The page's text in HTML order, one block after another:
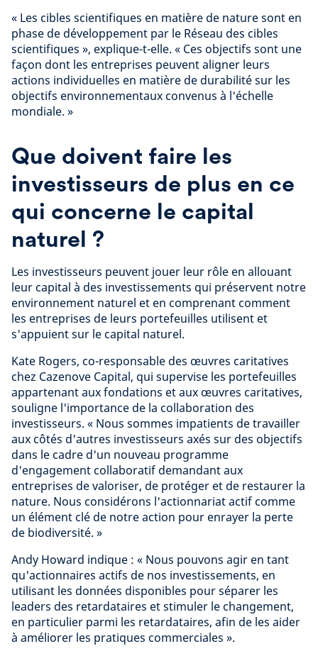
« Les cibles scientifiques en matière de nature sont en
phase de développement par le Réseau des cibles
scientifiques », explique-t-elle. « Ces objectifs sont une
façon dont les entreprises peuvent aligner leurs
actions individuelles en matière de durabilité sur les
objectifs environnementaux convenus à l'échelle
mondiale. »
Que doivent faire les
investisseurs de plus en ce
qui concerne le capital
naturel ?
Les investisseurs peuvent jouer leur rôle en allouant
leur capital à des investissements qui préservent notre
environnement naturel et en comprenant comment
les entreprises de leurs portefeuilles utilisent et
s'appuient sur le capital naturel.
Kate Rogers, co-responsable des œuvres caritatives
chez Cazenove Capital, qui supervise les portefeuilles
appartenant aux fondations et aux œuvres caritatives,
souligne l'importance de la collaboration des
investisseurs. « Nous sommes impatients de travailler
aux côtés d'autres investisseurs axés sur des objectifs
dans le cadre d'un nouveau programme
d'engagement collaboratif demandant aux
entreprises de valoriser, de protéger et de restaurer la
nature. Nous considérons l'actionnariat actif comme
un élément clé de notre action pour enrayer la perte
de biodiversité. »
Andy Howard indique : « Nous pouvons agir en tant
qu'actionnaires actifs de nos investissements, en
utilisant les données disponibles pour séparer les
leaders des retardataires et stimuler le changement,
en particulier parmi les retardataires, afin de les aider
à améliorer les pratiques commerciales ».